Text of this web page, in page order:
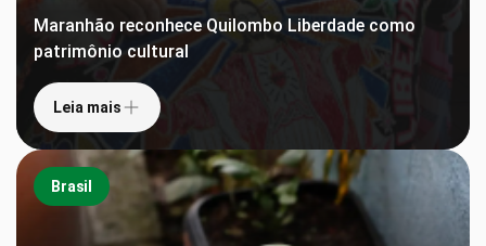
Maranhão reconhece Quilombo Liberdade como
patrimônio cultural
Leia mais
Brasil